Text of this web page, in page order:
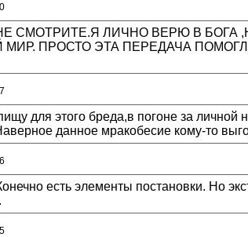
СМОТРИТЕ.Я ЛИЧНО ВЕРЮ В БОГА
МИР. ПРОСТО ЭТА ПЕРЕДАЧА
для этого бреда,в погоне за
данное мракобесие кому-то
есть элементы постановки. Но